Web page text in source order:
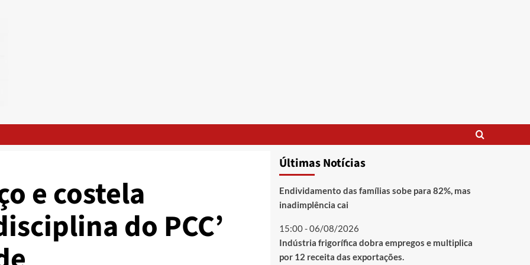
e costela
do PCC’
Últimas Notícias
Endividamento das famílias sobe para 82%, mas
inadimplência cai
15:00 - 06/08/2026
Indústria frigorífica dobra empregos e multiplica
por 12 receita das exportações.